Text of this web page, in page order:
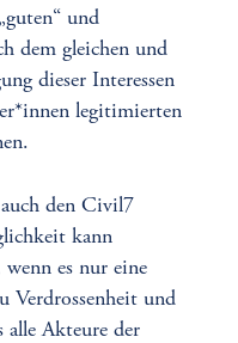
und
dem gleichen und
dieser Interessen
legitimierten
den Civil7
kann
es nur eine
Verdrossenheit und
alle Akteure der